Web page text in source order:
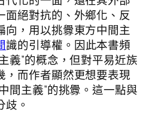
面絕對抗的、外鄉化、反
向，用以挑釁東方中間主
識的引導權。因此本書頻
義”的概念，但對平易近族
，而作者顯然更想要表現
間主義”的挑釁。這一點與
。